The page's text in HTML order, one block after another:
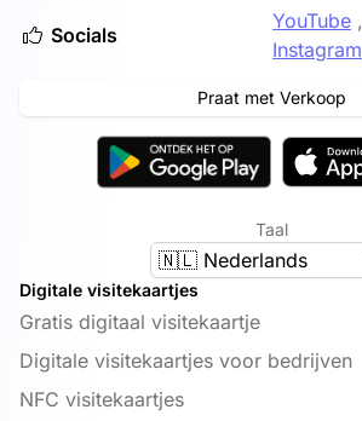
Socials
YouTube ,
Instagram
Praat met Verkoop
Taal
🇳🇱 Nederlands
Digitale visitekaartjes
Gratis digitaal visitekaartje
Digitale visitekaartjes voor bedrijven
NFC visitekaartjes